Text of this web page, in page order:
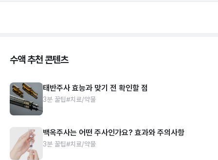
수액 추천 콘텐츠
태반주사 효능과 맞기 전 확인할 점
3분 꿀팁#치료/약물
백옥주사는 어떤 주사인가요? 효과와 주의사항
3분 꿀팁#치료/약물